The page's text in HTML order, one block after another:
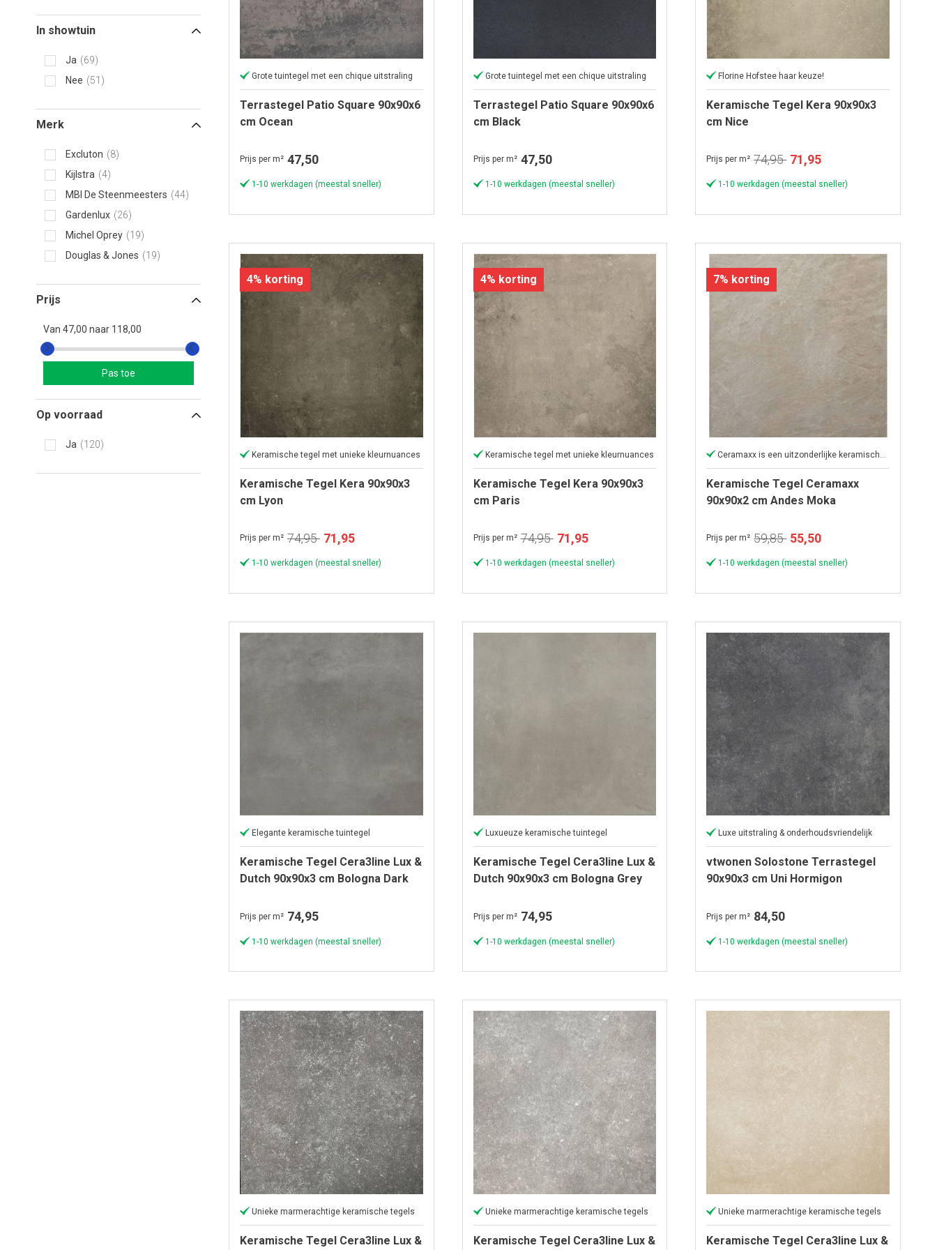
In showtuin
Ja
69
Nee
51
Merk
Excluton
8
Kijlstra
4
MBI De Steenmeesters
44
Gardenlux
26
Michel Oprey
19
Douglas & Jones
19
Prijs
Van 47,00 naar 118,00
Pas toe
Op voorraad
Ja 120
Grote tuintegel met een chique uitstraling
Terrastegel Patio Square 90x90x6
cm Ocean
Prijs per m² 47,50
1-10 werkdagen (meestal sneller)
Grote tuintegel met een chique uitstraling
Terrastegel Patio Square 90x90x6
cm Black
Prijs per m² 47,50
1-10 werkdagen (meestal sneller)
Florine Hofstee haar keuze!
Keramische Tegel Kera 90x90x3
cm Nice
Prijs per m² 74,95 Speciale
prijs
71,95
1-10 werkdagen (meestal sneller)
4% korting
Keramische tegel met unieke kleurnuances
Keramische Tegel Kera 90x90x3
cm Lyon
Prijs per m² 74,95 Speciale
prijs
71,95
1-10 werkdagen (meestal sneller)
4% korting
Keramische tegel met unieke kleurnuances
Keramische Tegel Kera 90x90x3
cm Paris
Prijs per m² 74,95 Speciale
prijs
71,95
1-10 werkdagen (meestal sneller)
7% korting
Keramische Tegel Ceramaxx
90x90x2 cm Andes Moka
Prijs per m² 59,85 Speciale
prijs
55,50
1-10 werkdagen (meestal sneller)
Elegante keramische tuintegel
Keramische Tegel Cera3line Lux &
Dutch 90x90x3 cm Bologna Dark
Prijs per m² 74,95
1-10 werkdagen (meestal sneller)
Luxueuze keramische tuintegel
Keramische Tegel Cera3line Lux &
Dutch 90x90x3 cm Bologna Grey
Prijs per m² 74,95
1-10 werkdagen (meestal sneller)
Luxe uitstraling & onderhoudsvriendelijk
vtwonen Solostone Terrastegel
90x90x3 cm Uni Hormigon
Prijs per m² 84,50
1-10 werkdagen (meestal sneller)
Unieke marmerachtige keramische tegels
Keramische Tegel Cera3line Lux &
Unieke marmerachtige keramische tegels
Keramische Tegel Cera3line Lux &
Unieke marmerachtige keramische tegels
Keramische Tegel Cera3line Lux &